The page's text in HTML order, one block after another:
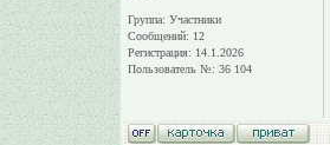
Группа: Участники
Сообщений: 12
Регистрация: 14.1.2026
Пользователь №: 36 104